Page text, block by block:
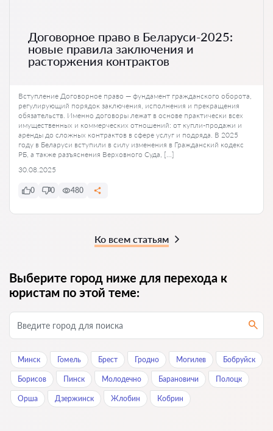
Договорное право в Беларуси-2025:
новые правила заключения и
расторжения контрактов
Вступление Договорное право — фундамент гражданского оборота,
регулирующий порядок заключения, исполнения и прекращения
обязательств. Именно договоры лежат в основе практически всех
имущественных и коммерческих отношений: от купли-продажи и
аренды до сложных контрактов в сфере услуг и подряда. В 2025
году в Беларуси вступили в силу изменения в Гражданский кодекс
РБ, а также разъяснения Верховного Суда, […]
30.08.2025
0 0 480
Ко всем статьям
Выберите город ниже для перехода к
юристам по этой теме:
Минск Гомель Брест Гродно Могилев Бобруйск
Борисов Пинск Молодечно Барановичи Полоцк
Орша Дзержинск Жлобин Кобрин